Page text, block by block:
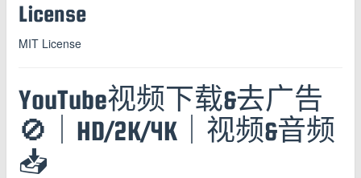
License
MIT License
YouTube视频下载&去广告
🚫｜HD/2K/4K｜视频&音频
📥